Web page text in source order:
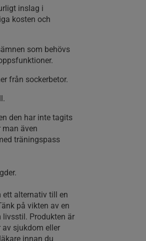
inslag i
kosten och
som behövs
från sockerbetor.
den har inte tagits
även
träningspass
ett alternativ till en
på vikten av en
Produkten är
av sjukdom eller
innan du